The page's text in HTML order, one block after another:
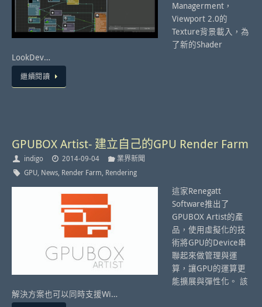
Managerment，
Viewport 2.0的
Texture背景載入，為
了新的Shader
LookDev…
繼續閱讀
GPUBOX Artist- 建立自己的GPU Render Farm
indigo 2014-09-04
業界新聞
GPU, News, Render Farm, Rendering
這家Renegatt
Software推出了
GPUBOX Artist的產
品，使用虛擬化的技
術將GPU的Device串
聯起來做管理與運
算，讓GPU的運算更
能擴展與彈性化。 該
解決方案也可以同時支援Wi…